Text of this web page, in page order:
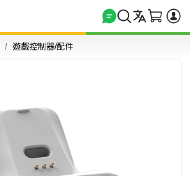
遊戲控制器/配件